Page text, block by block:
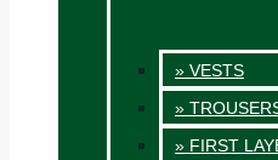
» VESTS
»
» FIRST